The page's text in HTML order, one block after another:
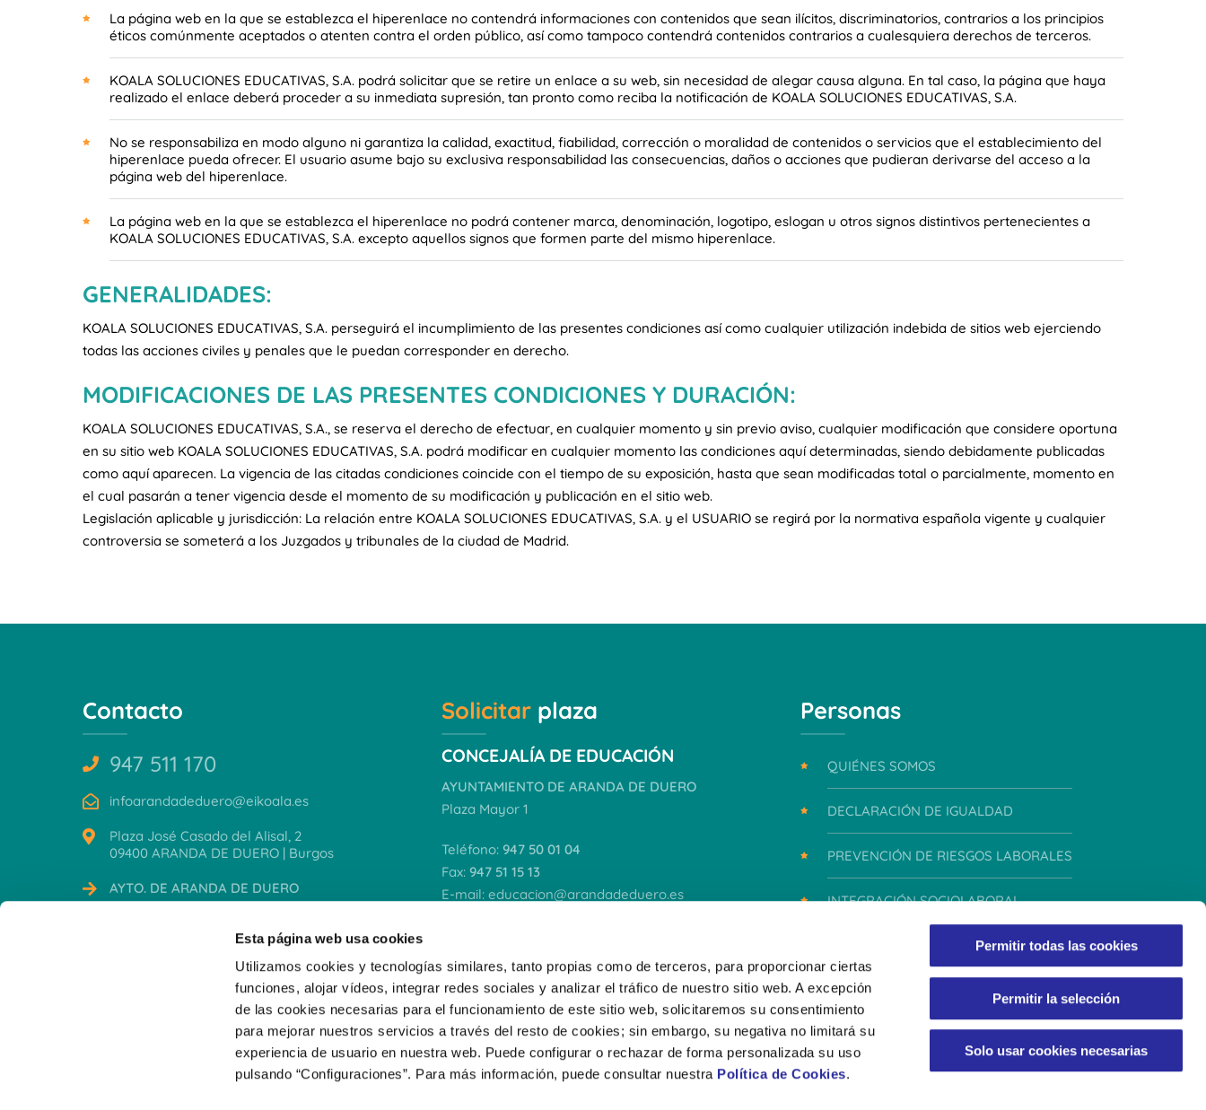
Esta página web usa cookies
Utilizamos cookies y tecnologías similares, tanto propias como de terceros, para proporcionar ciertas
funciones, alojar vídeos, integrar redes sociales y analizar el tráfico de nuestro sitio web. A excepción
de las cookies necesarias para el funcionamiento de este sitio web, solicitaremos su consentimiento
para mejorar nuestros servicios a través del resto de cookies; sin embargo, su negativa no limitará su
experiencia de usuario en nuestra web. Puede configurar o rechazar de forma personalizada su uso
pulsando “Configuraciones”. Para más información, puede consultar nuestra Política de Cookies.
Permitir todas las cookies
Permitir la selección
Solo usar cookies necesarias
La página web en la que se establezca el hiperenlace no contendrá informaciones con contenidos que sean ilícitos, discriminatorios, contrarios a los principios
éticos comúnmente aceptados o atenten contra el orden público, así como tampoco contendrá contenidos contrarios a cualesquiera derechos de terceros.
KOALA SOLUCIONES EDUCATIVAS, S.A. podrá solicitar que se retire un enlace a su web, sin necesidad de alegar causa alguna. En tal caso, la página que haya
realizado el enlace deberá proceder a su inmediata supresión, tan pronto como reciba la notificación de KOALA SOLUCIONES EDUCATIVAS, S.A.
No se responsabiliza en modo alguno ni garantiza la calidad, exactitud, fiabilidad, corrección o moralidad de contenidos o servicios que el establecimiento del
hiperenlace pueda ofrecer. El usuario asume bajo su exclusiva responsabilidad las consecuencias, daños o acciones que pudieran derivarse del acceso a la
página web del hiperenlace.
La página web en la que se establezca el hiperenlace no podrá contener marca, denominación, logotipo, eslogan u otros signos distintivos pertenecientes a
KOALA SOLUCIONES EDUCATIVAS, S.A. excepto aquellos signos que formen parte del mismo hiperenlace.
GENERALIDADES:
KOALA SOLUCIONES EDUCATIVAS, S.A. perseguirá el incumplimiento de las presentes condiciones así como cualquier utilización indebida de sitios web ejerciendo
todas las acciones civiles y penales que le puedan corresponder en derecho.
MODIFICACIONES DE LAS PRESENTES CONDICIONES Y DURACIÓN:
KOALA SOLUCIONES EDUCATIVAS, S.A., se reserva el derecho de efectuar, en cualquier momento y sin previo aviso, cualquier modificación que considere oportuna
en su sitio web KOALA SOLUCIONES EDUCATIVAS, S.A. podrá modificar en cualquier momento las condiciones aquí determinadas, siendo debidamente publicadas
como aquí aparecen. La vigencia de las citadas condiciones coincide con el tiempo de su exposición, hasta que sean modificadas total o parcialmente, momento en
el cual pasarán a tener vigencia desde el momento de su modificación y publicación en el sitio web.
Legislación aplicable y jurisdicción: La relación entre KOALA SOLUCIONES EDUCATIVAS, S.A. y el USUARIO se regirá por la normativa española vigente y cualquier
controversia se someterá a los Juzgados y tribunales de la ciudad de Madrid.
Contacto
947 511 170
infoarandadeduero@eikoala.es
Plaza José Casado del Alisal, 2
09400 ARANDA DE DUERO | Burgos
AYTO. DE ARANDA DE DUERO
Solicitarplaza
CONCEJALÍA DE EDUCACIÓN
AYUNTAMIENTO DE ARANDA DE DUERO
Plaza Mayor 1
Teléfono: 947 50 01 04
Fax: 947 51 15 13
E-mail: educacion@arandadeduero.es
9,30 a 14,30
(lunes a viernes)
VER DOCUMENTACIÓN
Personas
QUIÉNES SOMOS
DECLARACIÓN DE IGUALDAD
PREVENCIÓN DE RIESGOS LABORALES
INTEGRACIÓN SOCIOLABORAL
INTEGRIDAD Y CONDUCTA